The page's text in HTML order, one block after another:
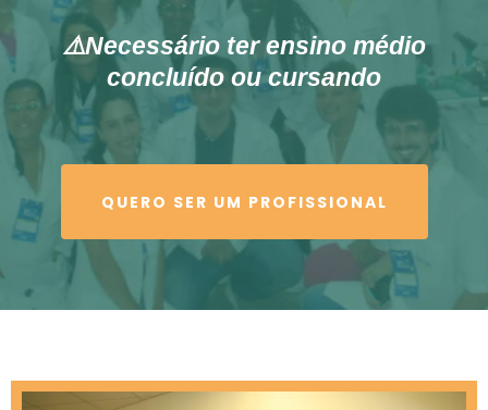
⚠️Necessário ter ensino médio
concluído ou cursando
QUERO SER UM PROFISSIONAL